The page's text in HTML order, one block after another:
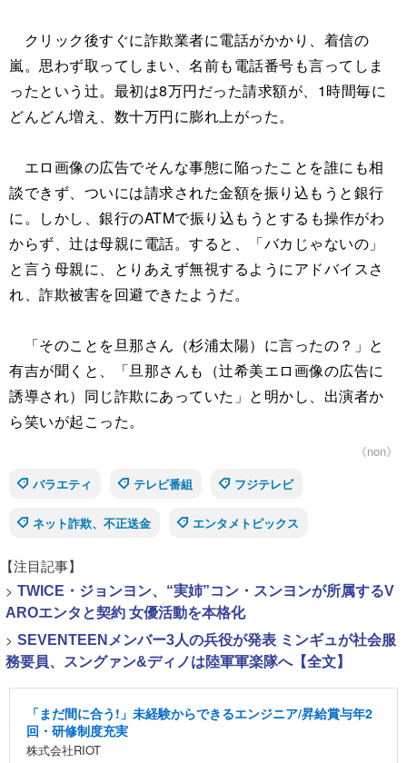
クリック後すぐに詐欺業者に電話がかかり、着信の
嵐。思わず取ってしまい、名前も電話番号も言ってしま
ったという辻。最初は8万円だった請求額が、1時間毎に
どんどん増え、数十万円に膨れ上がった。
エロ画像の広告でそんな事態に陥ったことを誰にも相
談できず、ついには請求された金額を振り込もうと銀行
に。しかし、銀行のATMで振り込もうとするも操作がわ
からず、辻は母親に電話。すると、「バカじゃないの」
と言う母親に、とりあえず無視するようにアドバイスさ
れ、詐欺被害を回避できたようだ。
「そのことを旦那さん（杉浦太陽）に言ったの？」と
有吉が聞くと、「旦那さんも（辻希美エロ画像の広告に
誘導され）同じ詐欺にあっていた」と明かし、出演者か
ら笑いが起こった。
《non》
バラエティ
テレビ番組 フジテレビ
ネット詐欺、不正送金 エンタメトピックス
【注目記事】
> TWICE・ジョンヨン、“実姉”コン・スンヨンが所属するV
AROエンタと契約 女優活動を本格化
> SEVENTEENメンバー3人の兵役が発表 ミンギュが社会服
務要員、スングァン&ディノは陸軍軍楽隊へ【全文】
「まだ間に合う!」未経験からできるエンジニア/昇給賞与年2
回・研修制度充実
株式会社RIOT